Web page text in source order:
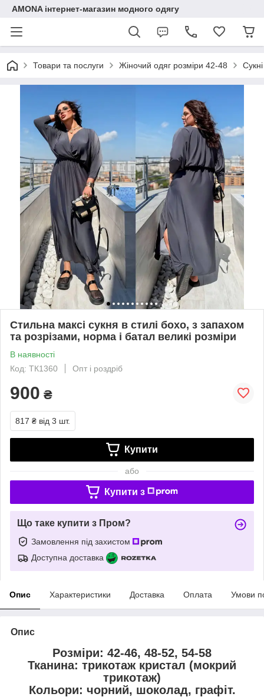
AMONA інтернет-магазин модного одягу
Товари та послуги Жіночий одяг розміри 42-48 Сукні
Стильна максі сукня в стилі бохо, з запахом
та розрізами, норма і батал великі розміри
В наявності
Код: ТК1360
Опт і роздріб
900 ₴
817 ₴ від 3 шт.
Купити
або
Купити з
Що таке купити з Пром?
Замовлення під захистом
Доступна доставка
Опис Характеристики Доставка Оплата Умови
Опис
Розміри: 42-46, 48-52, 54-58
Тканина: трикотаж кристал (мокрий
трикотаж)
Кольори: чорний, шоколад, графіт.